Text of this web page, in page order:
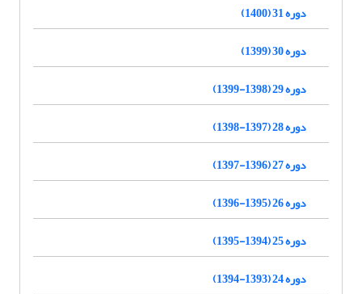
دوره 31 (1400)
دوره 30 (1399)
دوره 29 (1398-1399)
دوره 28 (1397-1398)
دوره 27 (1396-1397)
دوره 26 (1395-1396)
دوره 25 (1394-1395)
دوره 24 (1393-1394)